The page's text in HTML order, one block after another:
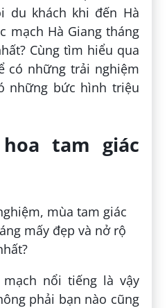
du khách khi đến Hà
mạch Hà Giang tháng
Cùng tìm hiểu qua
có những trải nghiệm
những bức hình triệu
tam giác
nổi tiếng là vậy
phải bạn nào cũng